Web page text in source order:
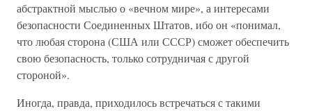
абстрактной мыслью о «вечном мире», а интересами
безопасности Соединенных Штатов, ибо он «понимал,
что любая сторона (США или СССР) сможет обеспечить
свою безопасность, только сотрудничая с другой
стороной».
Иногда, правда, приходилось встречаться с такими